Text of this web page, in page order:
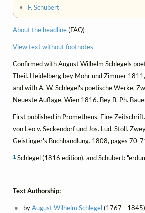
• F. Schubert
About the headline(FAQ)
View text without footnotes
Confirmed withAugust Wilhelm Schlegels
Theil. Heidelberg bey Mohr und Zimmer
and withA. W. Schlegel's poetische Werke.
Neueste Auflage. Wien 1816. Bey B. Ph.
First published in Prometheus. Eine Zeitschrift.
von Leo v. Seckendorf und Jos. Lud. Stoll.
Geistinger's Buchhandlung. 1808, pages 70-
1 Schlegel (1816 edition), and Schubert:
Text Authorship:
byAugust Wilhelm Schlegel(1767 -